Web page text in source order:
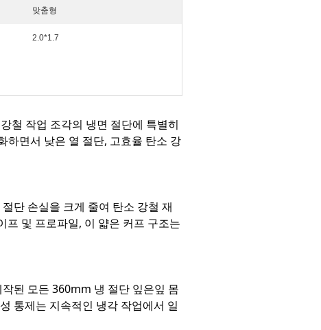
맞춤형
2.0*1.7
철 작업 조각의 냉면 절단에 특별히
하면서 낮은 열 절단, 고효율 탄소 강
단 손실을 크게 줄여 탄소 강철 재
프 및 프로파일, 이 얇은 커프 구조는
된 모든 360mm 냉 절단 잎은잎 몸
통제는 지속적인 냉각 작업에서 일